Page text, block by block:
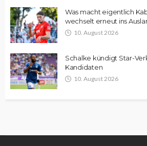
Was macht eigentlich
wechselt erneut ins
10. August 2026
Schalke kündigt Star-
Kandidaten
10. August 2026